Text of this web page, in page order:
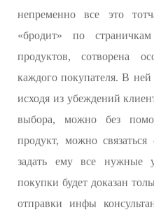
непременно все это
«бродит» по
продуктов, сотворена
каждого покупателя. В
исходя из убеждений
выбора, можно без
продукт, можно
задать ему все нужные
покупки будет доказан
отправки инфы